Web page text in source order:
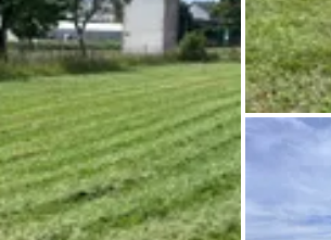
Select language